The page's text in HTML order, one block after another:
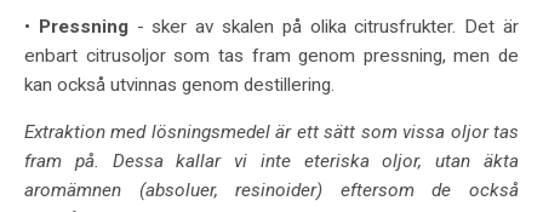
• Pressning- sker av skalen på olika citrusfrukter. Det är
enbart citrusoljor som tas fram genom pressning, men de
kan också utvinnas genom destillering.
Extraktion med lösningsmedel är ett sätt som vissa oljor tas
fram på. Dessa kallar vi inte eteriska oljor, utan äkta
aromämnen (absoluer, resinoider) eftersom de också